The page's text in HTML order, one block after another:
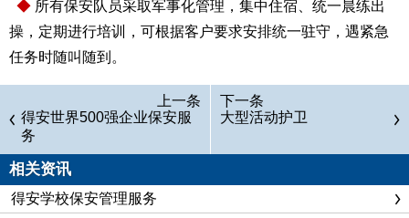
◆ 所有保安队员采取军事化管理，集中住宿、统一晨练出
操，定期进行培训，可根据客户要求安排统一驻守，遇紧急
任务时随叫随到。
上一条
得安世界500强企业保安服
务
下一条
大型活动护卫
相关资讯
得安学校保安管理服务